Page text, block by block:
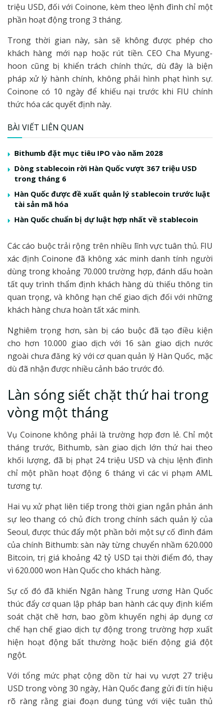
triệu USD, đối với Coinone, kèm theo lệnh đình chỉ một
phần hoạt động trong 3 tháng.
Trong thời gian này, sàn sẽ không được phép cho
khách hàng mới nạp hoặc rút tiền. CEO Cha Myung-
hoon cũng bị khiển trách chính thức, dù đây là biện
pháp xử lý hành chính, không phải hình phạt hình sự.
Coinone có 10 ngày để khiếu nại trước khi FIU chính
thức hóa các quyết định này.
BÀI VIẾT LIÊN QUAN
Bithumb đặt mục tiêu IPO vào năm 2028
Dòng stablecoin rời Hàn Quốc vượt 367 triệu USD
trong tháng 6
Hàn Quốc được đề xuất quản lý stablecoin trước luật
tài sản mã hóa
Hàn Quốc chuẩn bị dự luật hợp nhất về stablecoin
Các cáo buộc trải rộng trên nhiều lĩnh vực tuân thủ. FIU
xác định Coinone đã không xác minh danh tính người
dùng trong khoảng 70.000 trường hợp, đánh dấu hoàn
tất quy trình thẩm định khách hàng dù thiếu thông tin
quan trọng, và không hạn chế giao dịch đối với những
khách hàng chưa hoàn tất xác minh.
Nghiêm trọng hơn, sàn bị cáo buộc đã tạo điều kiện
cho hơn 10.000 giao dịch với 16 sàn giao dịch nước
ngoài chưa đăng ký với cơ quan quản lý Hàn Quốc, mặc
dù đã nhận được nhiều cảnh báo trước đó.
Làn sóng siết chặt thứ hai trong
vòng một tháng
Vụ Coinone không phải là trường hợp đơn lẻ. Chỉ một
tháng trước, Bithumb, sàn giao dịch lớn thứ hai theo
khối lượng, đã bị phạt 24 triệu USD và chịu lệnh đình
chỉ một phần hoạt động 6 tháng vì các vi phạm AML
tương tự.
Hai vụ xử phạt liên tiếp trong thời gian ngắn phản ánh
sự leo thang có chủ đích trong chính sách quản lý của
Seoul, được thúc đẩy một phần bởi một sự cố đình đám
của chính Bithumb: sàn này từng chuyển nhầm 620.000
Bitcoin, trị giá khoảng 42 tỷ USD tại thời điểm đó, thay
vì 620.000 won Hàn Quốc cho khách hàng.
Sự cố đó đã khiến Ngân hàng Trung ương Hàn Quốc
thúc đẩy cơ quan lập pháp ban hành các quy định kiểm
soát chặt chẽ hơn, bao gồm khuyến nghị áp dụng cơ
chế hạn chế giao dịch tự động trong trường hợp xuất
hiện hoạt động bất thường hoặc biến động giá đột
ngột.
Với tổng mức phạt cộng dồn từ hai vụ vượt 27 triệu
USD trong vòng 30 ngày, Hàn Quốc đang gửi đi tín hiệu
rõ ràng rằng giai đoạn dung túng với việc tuân thủ